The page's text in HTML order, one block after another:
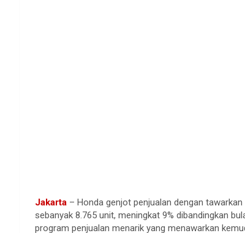
Jakarta – Honda genjot penjualan dengan
sebanyak 8.765 unit, meningkat 9% dibandingkan
program penjualan menarik yang menawarkan